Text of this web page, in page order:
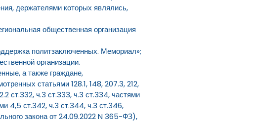
держателями которых являлись,
общественная организация
политзаключенных. Мемориал»;
организации.
а также граждане,
статьями 128.1, 148, 207.3, 212,
ст.332, ч.3 ст.333, ч.3 ст.334, частями
4,5 ст.342, ч.3 ст.344, ч.3 ст.346,
закона от 24.09.2022 N 365-ФЗ),